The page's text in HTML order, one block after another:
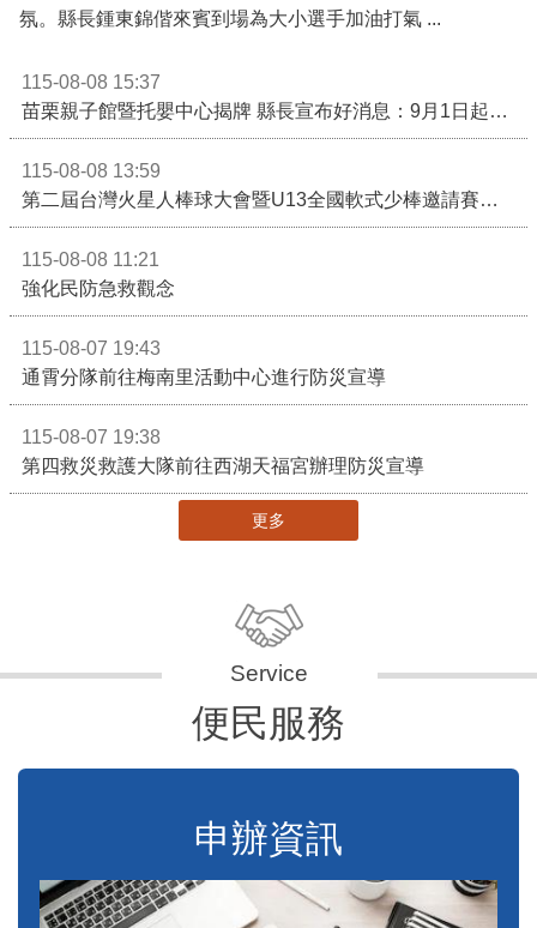
115-08-08 15:37
115-08-08 13:59
115-08-08 11:21
強化民防急救觀念
115-08-07 19:43
通霄分隊前往梅南里活動中心進行防災宣導
115-08-07 19:38
第四救災救護大隊前往西湖天福宮辦理防災宣導
更多
便民服務
申辦資訊